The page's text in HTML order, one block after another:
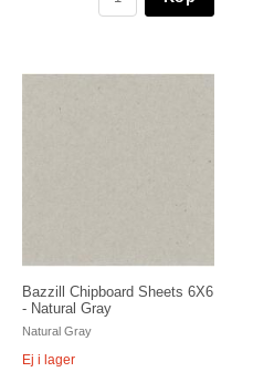
Bazzill Chipboard Sheets 6X6
- Natural Gray
Natural Gray
Ej i lager